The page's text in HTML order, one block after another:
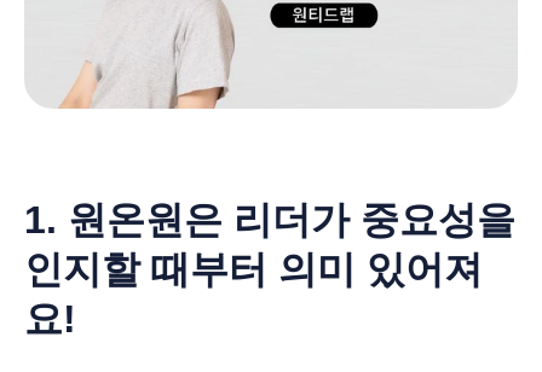
1. 원온원은 리더가 중요성을
인지할 때부터 의미 있어져
요!